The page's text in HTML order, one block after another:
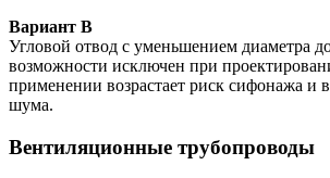
Вариант В
Угловой отвод с уменьшением диаметра
возможности исключен при
применении возрастает риск сифонажа и
шума.
Вентиляционные трубопроводы